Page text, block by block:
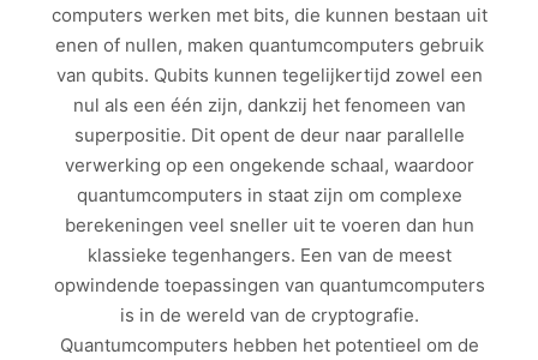
computers werken met bits, die kunnen bestaan uit
enen of nullen, maken quantumcomputers gebruik
van qubits. Qubits kunnen tegelijkertijd zowel een
nul als een één zijn, dankzij het fenomeen van
superpositie. Dit opent de deur naar parallelle
verwerking op een ongekende schaal, waardoor
quantumcomputers in staat zijn om complexe
berekeningen veel sneller uit te voeren dan hun
klassieke tegenhangers. Een van de meest
opwindende toepassingen van quantumcomputers
is in de wereld van de cryptografie.
Quantumcomputers hebben het potentieel om de